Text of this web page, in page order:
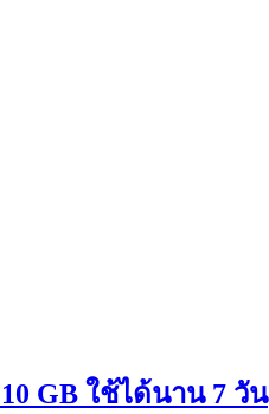
GB ใช้ได้นาน 7 วัน